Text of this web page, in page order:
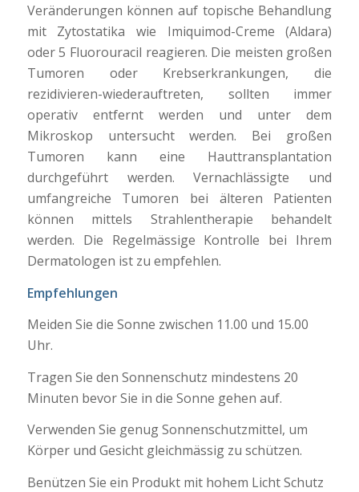
Veränderungen können auf topische Behandlung
mit
Zytostatika wie Imiquimod-Creme (Aldara)
oder 5 Fluorouracil reagieren. Die meisten großen
Tumoren oder
Krebserkrankungen, die
rezidivieren-wiederauftreten, sollten immer
operativ entfernt werden
und unter dem
Mikroskop untersucht werden. Bei großen
Tumoren kann eine Hauttransplantation
durchgeführt werden.Vernachlässigte
und
umfangreiche
Tumoren
bei älteren Patienten
können mittels Strahlentherapie behandelt
werden. Die Regelmässige Kontrolle bei Ihrem
Dermatologen ist zu empfehlen.
Empfehlungen
Meiden Sie die Sonne zwischen 11.00 und 15.00
Uhr.
Tragen Sie den Sonnenschutz mindestens 20
Minuten bevor Sie in die Sonne gehen auf.
Verwenden Sie genug Sonnenschutzmittel, um
Körper und Gesicht gleichmässig zu schützen.
Benützen Sie ein Produkt mit hohem Licht Schutz